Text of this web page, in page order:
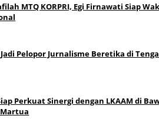
MTQ KORPRI, Egi Firnawati Siap
Pelopor Jurnalisme Beretika di
Perkuat Sinergi dengan LKAAM di